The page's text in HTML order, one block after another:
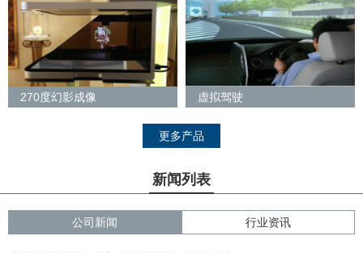
270度幻影成像 虚拟驾驶
更多产品
新闻列表
公司新闻 行业资讯